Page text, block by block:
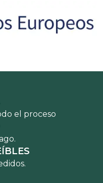
el proceso